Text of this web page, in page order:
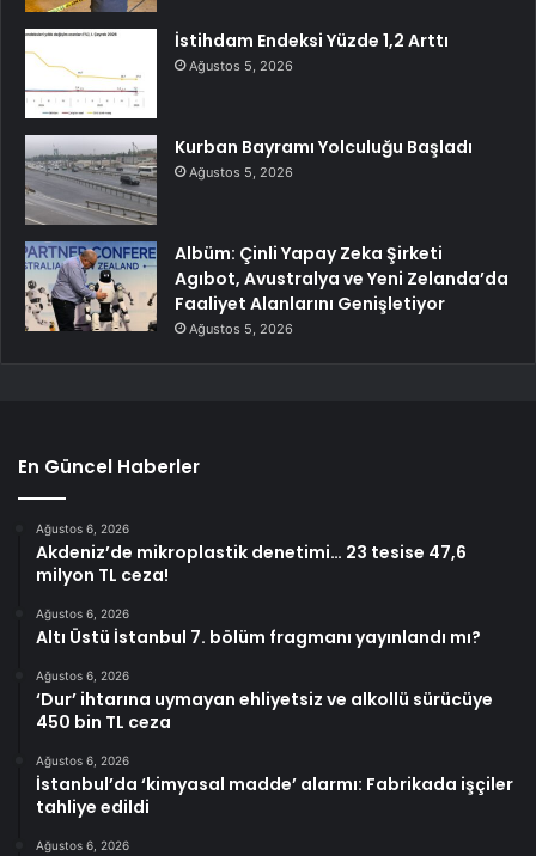
İstihdam Endeksi Yüzde 1,2 Arttı
Ağustos 5, 2026
Kurban Bayramı Yolculuğu Başladı
Ağustos 5, 2026
Albüm: Çinli Yapay Zeka Şirketi
Agıbot, Avustralya ve Yeni Zelanda’da
Faaliyet Alanlarını Genişletiyor
Ağustos 5, 2026
En Güncel Haberler
Ağustos 6, 2026
Akdeniz’de mikroplastik denetimi… 23 tesise 47,6
milyon TL ceza!
Ağustos 6, 2026
Altı Üstü İstanbul 7. bölüm fragmanı yayınlandı mı?
Ağustos 6, 2026
‘Dur’ ihtarına uymayan ehliyetsiz ve alkollü sürücüye
450 bin TL ceza
Ağustos 6, 2026
İstanbul’da ‘kimyasal madde’ alarmı: Fabrikada işçiler
tahliye edildi
Ağustos 6, 2026